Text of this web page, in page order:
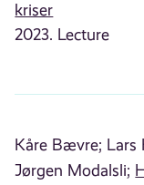
kriser
2023. Lecture
Kåre Bævre; Lars
Jørgen Modalsli;